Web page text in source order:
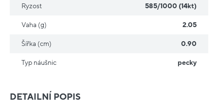
DETAILNÍ POPIS
Ryzost 585/1000 (14kt)
Vaha (g) 2.05
Šířka (cm) 0.90
Typ náušnic pecky